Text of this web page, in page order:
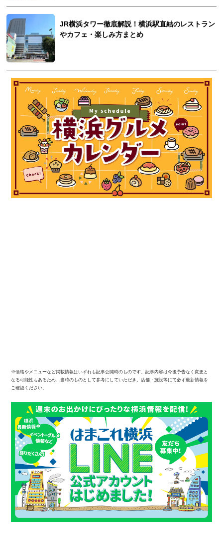
JR横浜タワー徹底解説！横浜駅直結のレストラン
やカフェ・楽しみ方まとめ
※価格やメニューなど掲載情報はいずれも記事公開時のものです。記事内容は今後予告なく変更と
なる可能性もあるため、当時のものとして参考にしていただき、店舗・施設等にて必ず最新情報を
ご確認ください。